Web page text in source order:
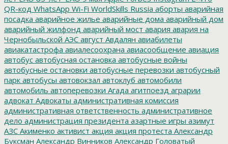
QR-код WhatsApp Wi-Fi WorldSkills Russia аборты аварийная
посадка аварийное жилье аварийные дома аварийный дом
аварийный жилфонд аварийный мост авария авария на
Чернобыльской АЭС август Авдалян авиабилеты
авиакатастрофа авиалесоохрана авиасообщение авиация
автобус автобусная остановка автобусные войны
автобусные остановки автобусные перевозки автобусный
парк автобусы автовокзал автоклуб автомобили
автомобиль автоперевозки Агада агитпоезд аграрии
адвокат Адвокаты административная комиссия
административная ответственность административное
дело администрация президента азартные игры азимут
АЗС Акименко активист акция акция протеста Александр
Буксман Александр Винников Александр Головатый